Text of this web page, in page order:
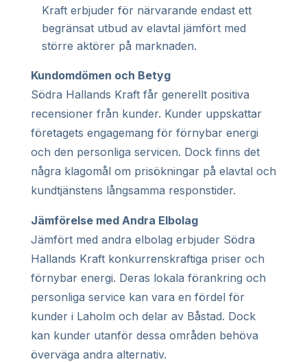
Kraft erbjuder för närvarande endast ett
begränsat utbud av elavtal jämfört med
större aktörer på marknaden.
Kundomdömen och Betyg
Södra Hallands Kraft får generellt positiva
recensioner från kunder. Kunder uppskattar
företagets engagemang för förnybar energi
och den personliga servicen. Dock finns det
några klagomål om prisökningar på elavtal och
kundtjänstens långsamma responstider.
Jämförelse med Andra Elbolag
Jämfört med andra elbolag erbjuder Södra
Hallands Kraft konkurrenskraftiga priser och
förnybar energi. Deras lokala förankring och
personliga service kan vara en fördel för
kunder i Laholm och delar av Båstad. Dock
kan kunder utanför dessa områden behöva
överväga andra alternativ.